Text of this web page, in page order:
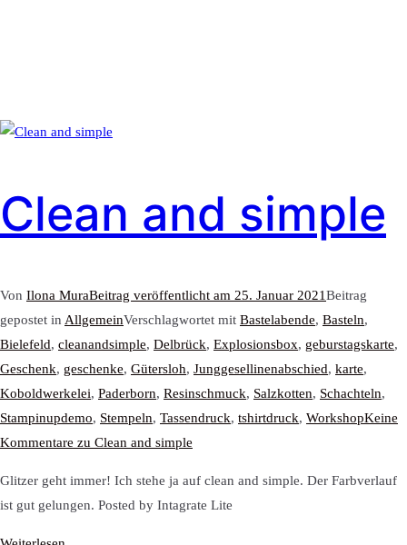
Clean and simple
Von Ilona MuraBeitrag veröffentlicht am 25. Januar 2021Beitrag
gepostet in AllgemeinVerschlagwortet mit Bastelabende, Basteln,
Bielefeld, cleanandsimple, Delbrück, Explosionsbox, geburstagskarte,
Geschenk, geschenke, Gütersloh, Junggesellinenabschied, karte,
Koboldwerkelei, Paderborn, Resinschmuck, Salzkotten, Schachteln,
Stampinupdemo, Stempeln, Tassendruck, tshirtdruck, WorkshopKeine
Kommentare zu Clean and simple
Glitzer geht immer! Ich stehe ja auf clean and simple. Der Farbverlauf
ist gut gelungen. Posted by Intagrate Lite